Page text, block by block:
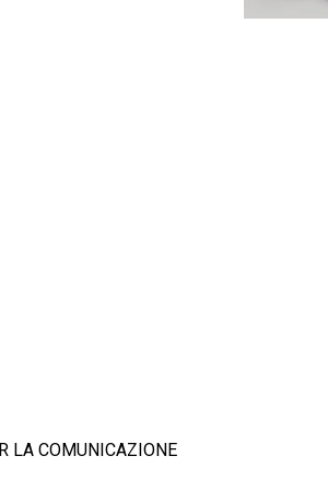
LA COMUNICAZIONE